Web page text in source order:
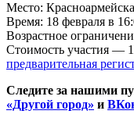
Место:
Время: 18 февраля в
Возрастное
Стоимость участия —
предварительная
Следите за нашими
«Другой город» и